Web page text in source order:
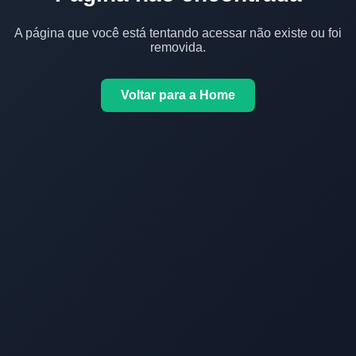
A página que você está tentando acessar não existe ou foi
removida.
Voltar para a Home